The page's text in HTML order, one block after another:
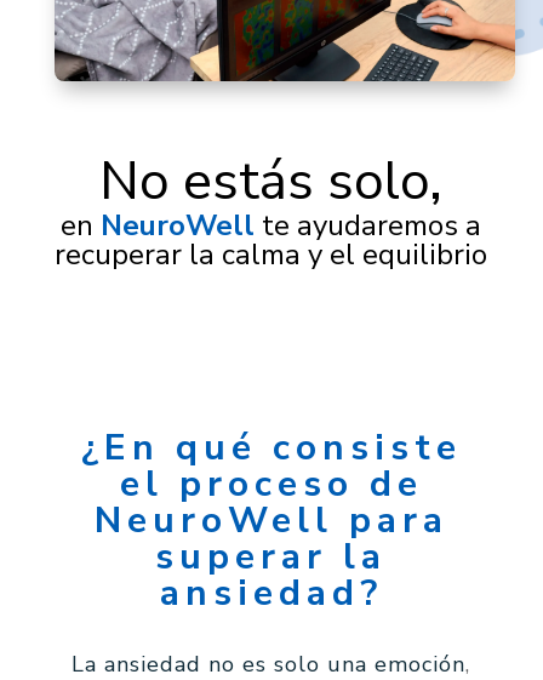
No estás solo,
en NeuroWell te ayudaremos a
recuperar la calma y el equilibrio
¿En qué consiste
el proceso de
NeuroWell para
superar la
ansiedad?
La ansiedad no es solo una emoción,